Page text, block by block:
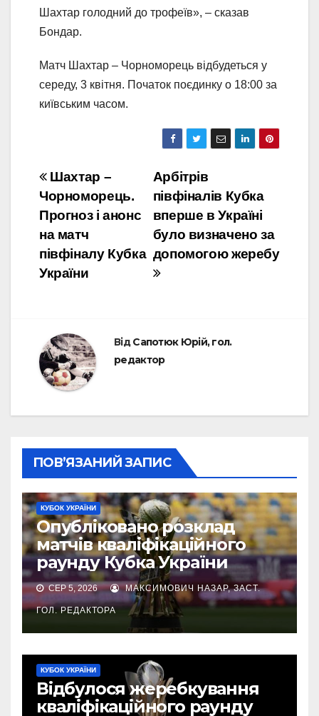
Шахтар голодний до трофеїв», – сказав
Бондар.
Матч Шахтар – Чорноморець відбудеться у
середу, 3 квітня. Початок поєдинку о 18:00 за
київським часом.
Навігація
записів
Арбітрів
півфіналів Кубка
вперше в Україні
було визначено за
допомогою жеребу
Шахтар –
Чорноморець.
Прогноз і анонс
на матч
півфіналу Кубка
України
ВідСапотюк Юрій, гол.
редактор
ПОВ’ЯЗАНИЙ ЗАПИС
КУБОК УКРАЇНИ
Опубліковано розклад
матчів кваліфікаційного
раунду Кубка України
СЕР 5, 2026 МАКСИМОВИЧ НАЗАР, ЗАСТ.
ГОЛ. РЕДАКТОРА
КУБОК УКРАЇНИ
Відбулося жеребкування
кваліфікаційного раунду